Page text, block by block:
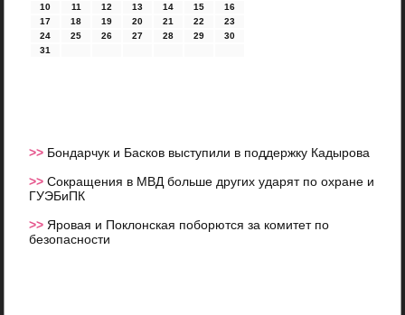
10
11 12 13 14 15
16
17
18 19 20 21 22
23
24
25 26 27 28 29
30
31
>> Бондарчук и Басков выступили в поддержку Кадырова
>>Сокращения в МВД больше других ударят по охране и
ГУЭБиПК
>> Яровая и Поклонская поборются за комитет по
безопасности